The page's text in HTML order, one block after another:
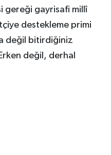
gereği gayrisafi millî
destekleme primi
değil bitirdiğiniz
değil, derhal